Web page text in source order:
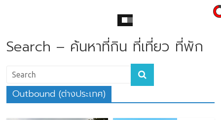
Search – ค้นหาที่กิน ที่เที่ยว ที่พัก
Outbound (ต่างประเทศ)